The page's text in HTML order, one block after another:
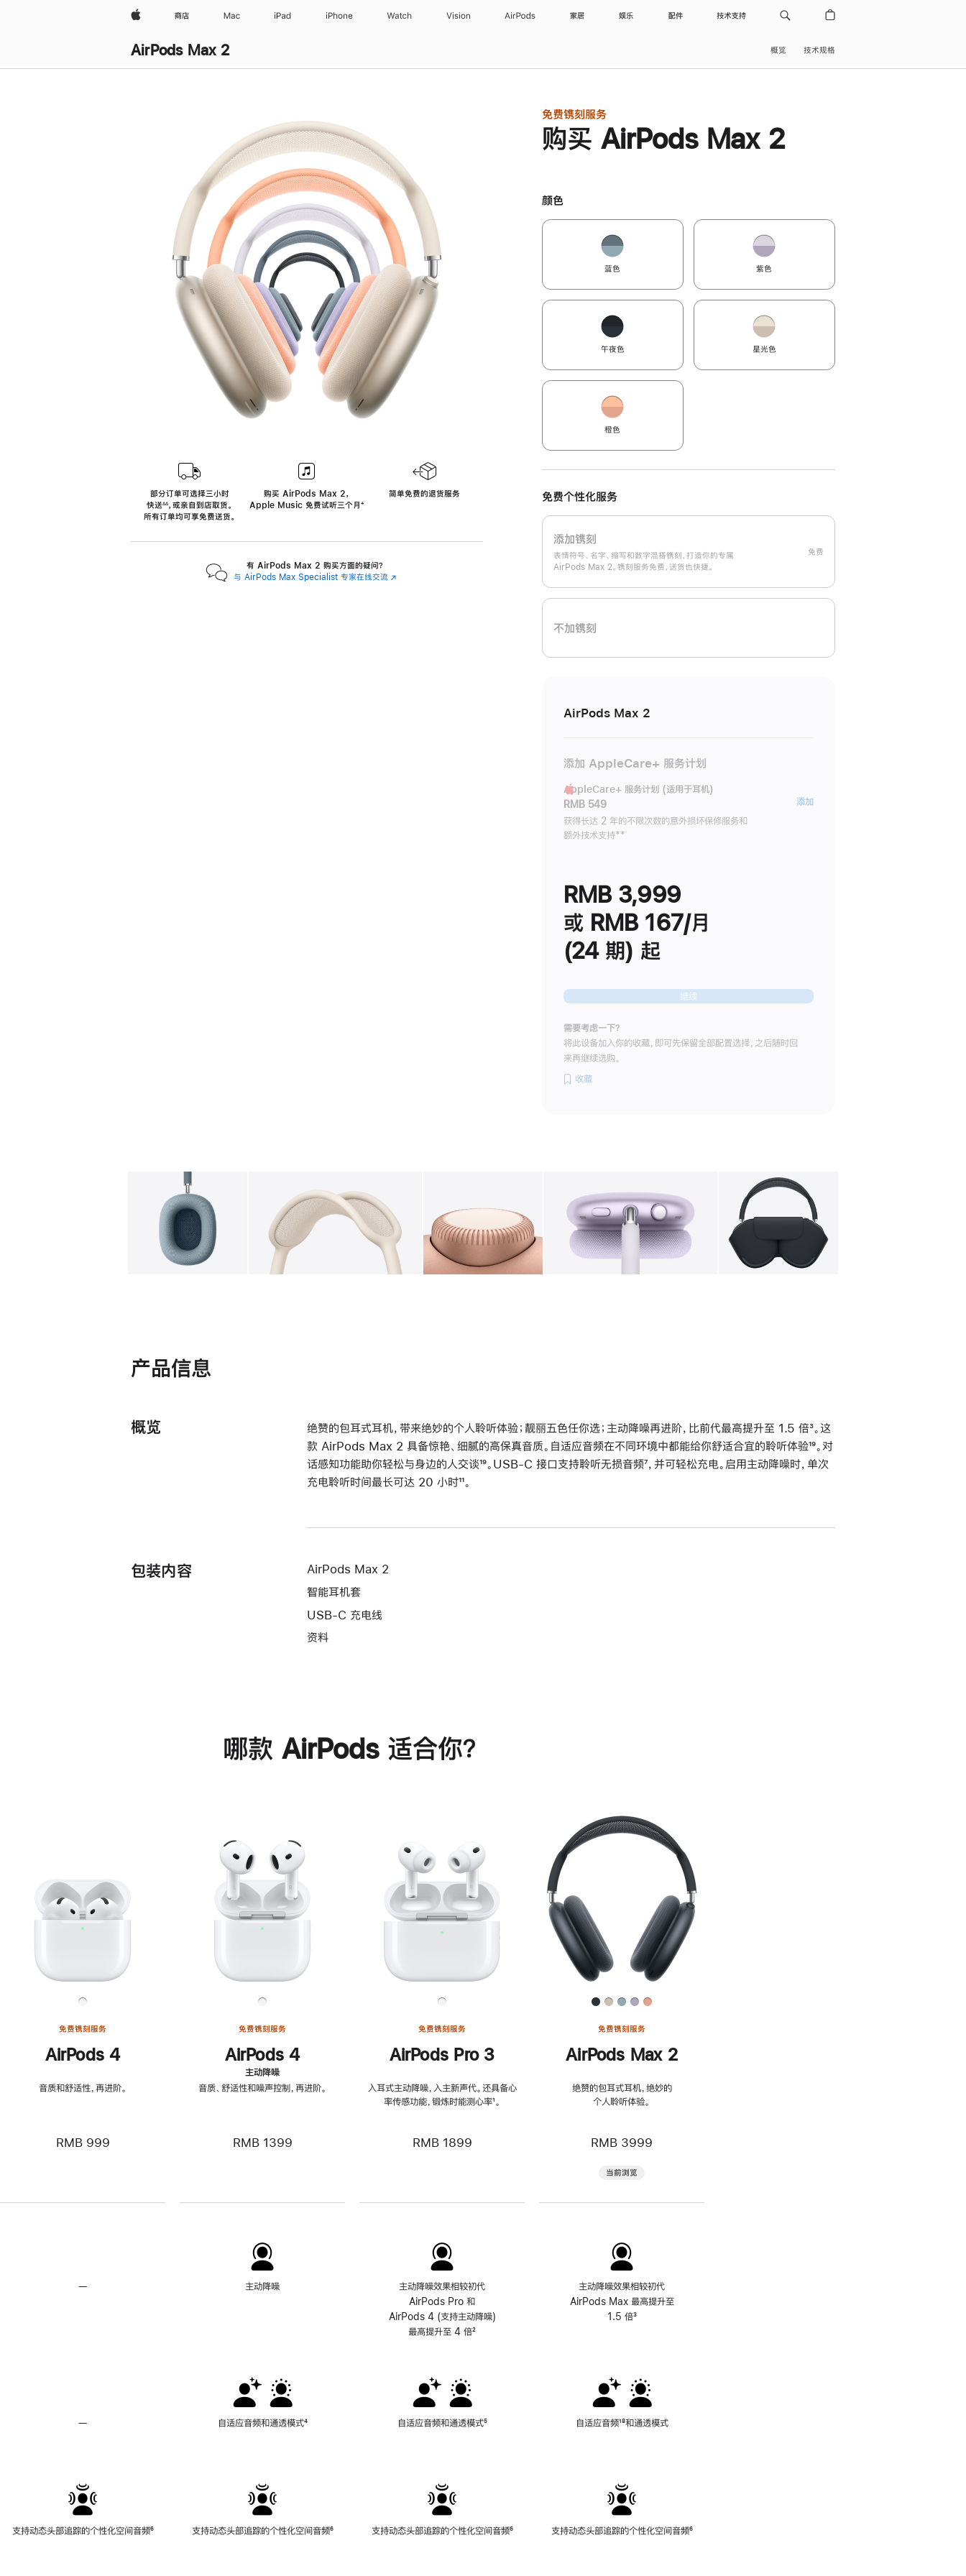
Apple 商店 Mac iPad iPhone Watch Vision AirPods 家居 娱乐 配件 技术支持
AirPods Max 2 概览 技术规格
AirPods Max 2
部分订单可选择三小时
快送
${translate.store.a11y.footnote}
∆∆， 或亲自到店取货。
所有订单均可享免费送货。
购买 AirPods Max 2，
Apple Music 免费试听三个月‍脚
‍⁺
简单免费的退货服务
有 AirPods Max 2 购买方面的疑问？
与 AirPods Max Specialist 专家在线交流 (在
免费镌刻服务
购买 AirPods Max 2
颜色
蓝色 紫色
午夜色 星光色
橙色
免费个性化服务
添加镌刻
表情符号、名字、缩写和数字混搭镌刻，打造你的专属
AirPods Max 2。镌刻服务免费，送货也快捷。
免费
不加镌刻
AirPods Max 2
添加 AppleCare+ 服务计划
AppleCare+ 服务计划 (适用于耳机)
RMB 549
获得长达 2 年的不限次数的意外损坏保修服务和
额外技术支持脚
**
添加AppleCare+
RMB 3,999
或 RMB 167/月
(24 期) 起
继续
需要考虑一下？
将此设备加入你的收藏，即可先保留全部配置选择，之后随时回
来再继续选购。
收藏
图库 图像 2 图库 图像 3 图库 图像 4 图像
产品信息
概览 绝赞的包耳式耳机，带来绝妙的个人聆听体验；靓丽五色任你选；主动降噪再进阶，比前代最高提升至 1.5 倍脚
注
³。这
款 AirPods Max 2 具备惊艳、细腻的高保真音质。自适应音频在不同环境中都能给你舒适合宜的聆听体验脚
注
¹⁹。对
话感知功能助你轻松与身边的人交谈脚
¹⁹。USB-C 接口支持聆听无损音频脚
⁷，并可轻松充电。启用主动降噪时，单次
充电聆听时间最长可达 20 小时脚
¹¹。
包装内容
AirPods Max 2
智能耳机套
USB-C 充电线
资料
哪款 AirPods 适合你？
免费镌刻服务
AirPods 4
音质和舒适性，再进阶。
RMB 999
—
—
适
应
音
频
支持动态头部追踪的个性化空间音频脚
⁶
免费镌刻服务
AirPods 4
主动降噪
音质、舒适性和噪声控制，再进阶。
RMB 1399
主动降噪
自适应音频和通透模式脚
⁴
支持动态头部追踪的个性化空间音频脚
⁶
免费镌刻服务
AirPods Pro 3
入耳式主动降噪，入主新声代。还具备心
率传感功能，锻炼时能测心率脚
¹。
RMB 1899
主动降噪效果相较初代
AirPods Pro 和
AirPods 4 (支持主动降噪)
最高提升至 4 倍脚
²
自适应音频和通透模式脚
⁵
支持动态头部追踪的个性化空间音频脚
⁶
免费镌刻服务
AirPods Max 2
绝赞的包耳式耳机，绝妙的
个人聆听体验。
RMB 3999
当前浏览
主动降噪效果相较初代
AirPods Max 最高提升至
1.5 倍脚
³
自适应音频脚
¹⁸和通透模式
支持动态头部追踪的个性化空间音频脚
⁶